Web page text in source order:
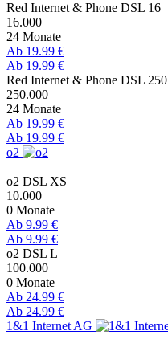
Red Internet & Phone DSL 16
16.000
24 Monate
Ab 19.99 €
Ab 19.99 €
Red Internet & Phone DSL 250
250.000
24 Monate
Ab 19.99 €
Ab 19.99 €
o2
o2 DSL XS
10.000
0 Monate
Ab 9.99 €
Ab 9.99 €
o2 DSL L
100.000
0 Monate
Ab 24.99 €
Ab 24.99 €
1&1 Internet AG